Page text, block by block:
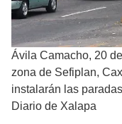
Ávila Camacho, 20
zona de Sefiplan,
instalarán las
Diario de Xalapa